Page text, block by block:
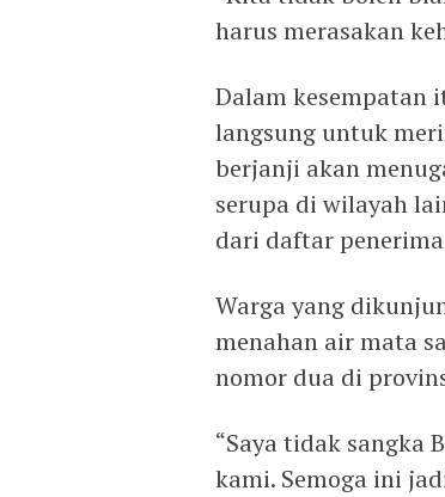
harus merasakan
Dalam kesempatan
langsung untuk
berjanji akan
serupa di wilayah
dari daftar
Warga yang
menahan air mata
nomor dua di
“Saya tidak sangka
kami. Semoga ini